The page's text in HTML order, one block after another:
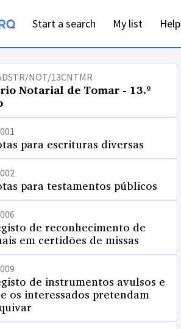
Start a search My list Help
NOT/13CNTMR
Notarial de Tomar - 13.º
001
para escrituras diversas
002
para testamentos públicos
006
de reconhecimento de
em certidões de missas
009
de instrumentos avulsos e
os interessados pretendam